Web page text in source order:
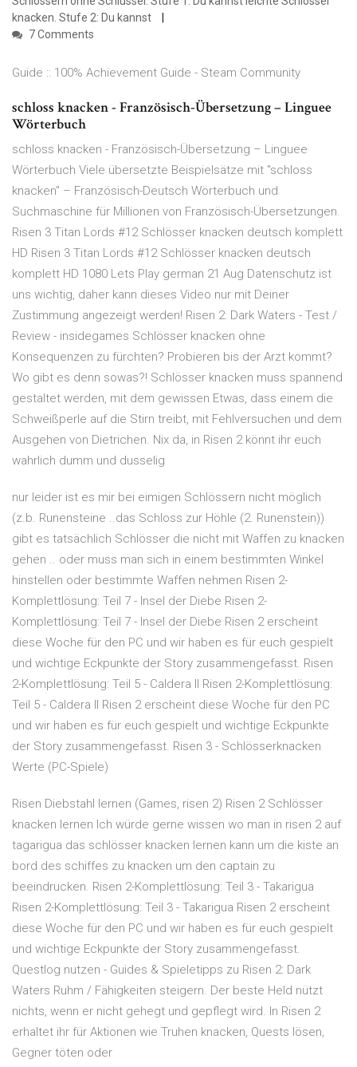
knacken. Stufe 2: Du kannst
7 Comments
Guide :: 100% Achievement Guide - Steam Community
schloss knacken - Französisch-Übersetzung – Linguee
Wörterbuch
schloss knacken - Französisch-Übersetzung – Linguee
Wörterbuch Viele übersetzte Beispielsätze mit "schloss
knacken" – Französisch-Deutsch Wörterbuch und
Suchmaschine für Millionen von Französisch-Übersetzungen.
Risen 3 Titan Lords #12 Schlösser knacken deutsch komplett
HD Risen 3 Titan Lords #12 Schlösser knacken deutsch
komplett HD 1080 Lets Play german 21 Aug Datenschutz ist
uns wichtig, daher kann dieses Video nur mit Deiner
Zustimmung angezeigt werden! Risen 2: Dark Waters - Test /
Review - insidegames Schlösser knacken ohne
Konsequenzen zu fürchten? Probieren bis der Arzt kommt?
Wo gibt es denn sowas?! Schlösser knacken muss spannend
gestaltet werden, mit dem gewissen Etwas, dass einem die
Schweißperle auf die Stirn treibt, mit Fehlversuchen und dem
Ausgehen von Dietrichen. Nix da, in Risen 2 könnt ihr euch
wahrlich dumm und dusselig
nur leider ist es mir bei eimigen Schlössern nicht möglich
(z.b. Runensteine ..das Schloss zur Höhle (2. Runenstein))
gibt es tatsächlich Schlösser die nicht mit Waffen zu knacken
gehen .. oder muss man sich in einem bestimmten Winkel
hinstellen oder bestimmte Waffen nehmen Risen 2-
Komplettlösung: Teil 7 - Insel der Diebe Risen 2-
Komplettlösung: Teil 7 - Insel der Diebe Risen 2 erscheint
diese Woche für den PC und wir haben es für euch gespielt
und wichtige Eckpunkte der Story zusammengefasst. Risen
2-Komplettlösung: Teil 5 - Caldera II Risen 2-Komplettlösung:
Teil 5 - Caldera II Risen 2 erscheint diese Woche für den PC
und wir haben es für euch gespielt und wichtige Eckpunkte
der Story zusammengefasst. Risen 3 - Schlösserknacken
Werte (PC-Spiele)
Risen Diebstahl lernen (Games, risen 2) Risen 2 Schlösser
knacken lernen Ich würde gerne wissen wo man in risen 2 auf
tagarigua das schlösser knacken lernen kann um die kiste an
bord des schiffes zu knacken um den captain zu
beeindrucken. Risen 2-Komplettlösung: Teil 3 - Takarigua
Risen 2-Komplettlösung: Teil 3 - Takarigua Risen 2 erscheint
diese Woche für den PC und wir haben es für euch gespielt
und wichtige Eckpunkte der Story zusammengefasst.
Questlog nutzen - Guides & Spieletipps zu Risen 2: Dark
Waters Ruhm / Fähigkeiten steigern. Der beste Held nützt
nichts, wenn er nicht gehegt und gepflegt wird. In Risen 2
erhaltet ihr für Aktionen wie Truhen knacken, Quests lösen,
Gegner töten oder